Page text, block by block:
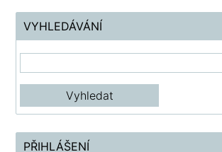
VYHLEDÁVÁNÍ
PŘIHLÁŠENÍ